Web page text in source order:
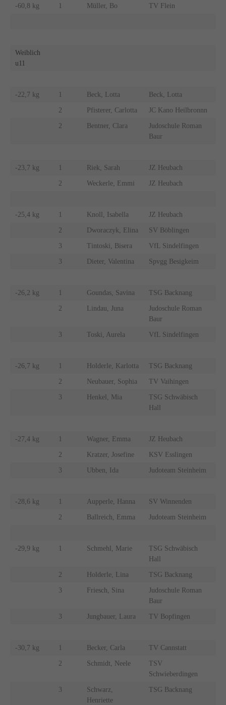
-60,8 kg 1 Müller, Bo TV Flein
Weiblich
u11
-22,7 kg 1 Beck, Lotta Beck, Lotta
2 Pfisterer, Carlotta JC Kano Heilbronnn
2 Bentner, Clara
Judoschule Roman
Baur
-23,7 kg 1 Riek, Sarah JZ Heubach
2 Weckerle, Emmi JZ Heubach
-25,4 kg 1 Knoll, Isabella JZ Heubach
2 Dworaczyk, Elina SV Böblingen
3 Tintoski, Bisera VfL Sindelfingen
3 Dieter, Valentina Spvgg Besigkeim
-26,2 kg 1 Goundas, Savina TSG Backnang
2 Lindau, Juna
Judoschule Roman
Baur
3 Toski, Aurela VfL Sindelfingen
-26,7 kg 1 Holderle, Karlotta TSG Backnang
2 Neubauer, Sophia TV Vaihingen
3 Henkel, Mia
TSG Schwäbisch
Hall
-27,4 kg 1 Wagner, Emma JZ Heubach
2 Kratzer, Josefine KSV Esslingen
3 Ubben, Ida Judoteam Steinheim
-28,6 kg 1 Aupperle, Hanna SV Winnenden
2 Ballreich, Emma Judoteam Steinheim
-29,9 kg 1 Schmehl, Marie
TSG Schwäbisch
Hall
2 Holderle, Lina TSG Backnang
3 Friesch, Sina
Judoschule Roman
Baur
3 Jungbauer, Laura TV Bopfingen
-30,7 kg 1 Becker, Carla TV Cannstatt
2 Schmidt, Neele
TSV
Schwieberdingen
3
Schwarz,
Henriette
TSG Backnang